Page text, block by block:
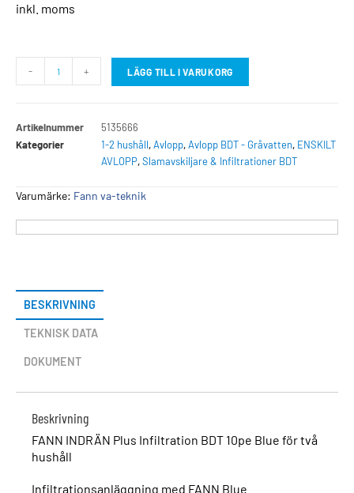
inkl. moms
- + LÄGG TILL I VARUKORG
Artikelnummer
5135666
Kategorier
1-2 hushåll,Avlopp,Avlopp BDT - Gråvatten, ENSKILT
AVLOPP,Slamavskiljare & Infiltrationer BDT
Varumärke: Fann va-teknik
BESKRIVNING
TEKNISK DATA
DOKUMENT
Beskrivning
FANN INDRÄN Plus Infiltration BDT 10pe Blue för två
hushåll
Infiltrationsanläggning med FANN Blue